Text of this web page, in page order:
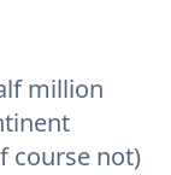
million
course not)